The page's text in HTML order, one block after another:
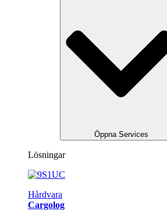
Öppna Services
Lösningar
Hårdvara
Cargolog